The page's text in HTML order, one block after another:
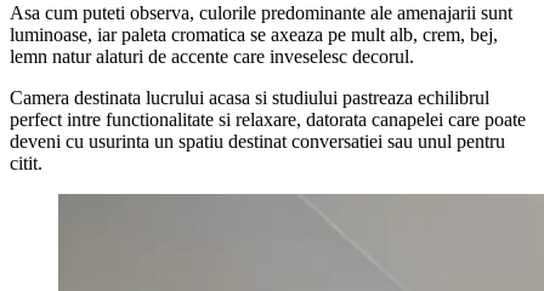
Asa cum puteti observa, culorile predominante ale amenajarii sunt
luminoase, iar paleta cromatica se axeaza pe mult alb, crem, bej,
lemn natur alaturi de accente care inveselesc decorul.
Camera destinata lucrului acasa si studiului pastreaza echilibrul
perfect intre functionalitate si relaxare, datorata canapelei care poate
deveni cu usurinta un spatiu destinat conversatiei sau unul pentru
citit.